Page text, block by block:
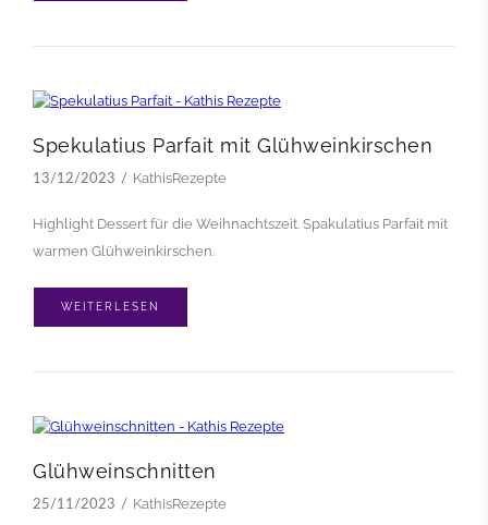
Spekulatius Parfait mit Glühweinkirschen
13/12/2023 KathisRezepte
Highlight Dessert für die Weihnachtszeit. Spakulatius Parfait mit
warmen Glühweinkirschen.
WEITERLESEN
Glühweinschnitten
25/11/2023 KathisRezepte